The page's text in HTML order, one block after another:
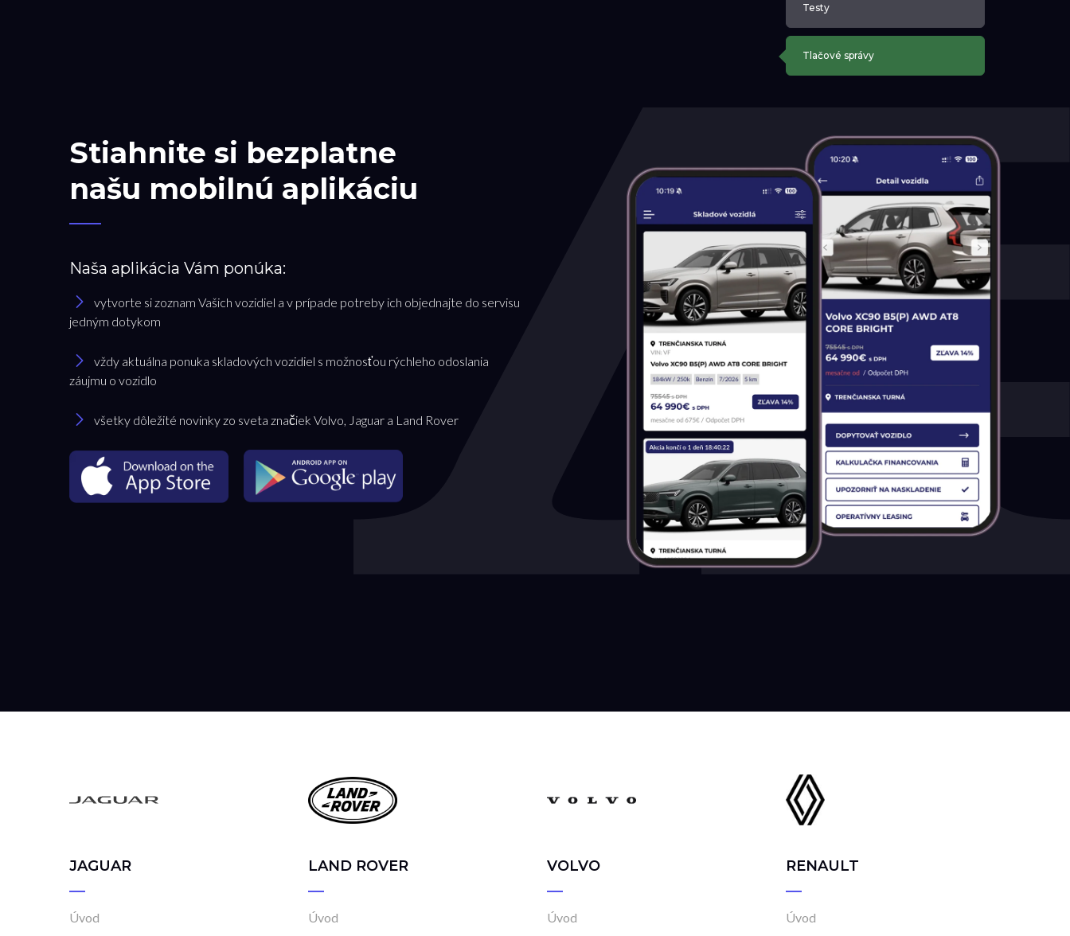
Testy
Tlačové správy
Stiahnite si bezplatne
našu mobilnú aplikáciu
Naša aplikácia Vám ponúka:
vytvorte si zoznam Vašich vozidiel a v prípade potreby ich objednajte do servisu
jedným dotykom
vždy aktuálna ponuka skladových vozidiel s možnosťou rýchleho odoslania
záujmu o vozidlo
všetky dôležité novinky zo sveta značiek Volvo, Jaguar a Land Rover
JAGUAR
Úvod
LAND ROVER
Úvod
VOLVO
Úvod
RENAULT
Úvod